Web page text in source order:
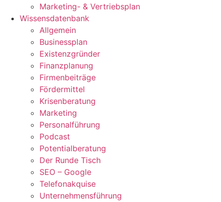
Marketing- & Vertriebsplan
Wissensdatenbank
Allgemein
Businessplan
Existenzgründer
Finanzplanung
Firmenbeiträge
Fördermittel
Krisenberatung
Marketing
Personalführung
Podcast
Potentialberatung
Der Runde Tisch
SEO – Google
Telefonakquise
Unternehmensführung